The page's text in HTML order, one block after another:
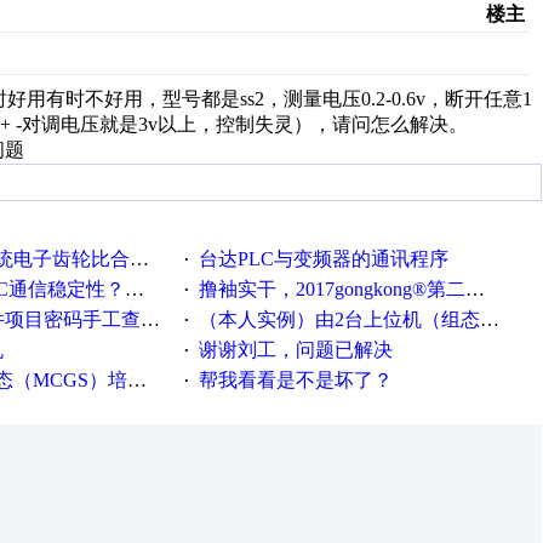
楼主
有时不好用，型号都是ss2，测量电压0.2-0.6v，断开任意1
对调电压就是3v以上，控制失灵），请问怎么解决。
轮比合理计算的方法 ·
台达PLC与变频器的通讯程序
稳定性？？？
· 撸袖实干，2017gongkong®第二届智造工程师节正式起航！
密码手工查看方法
·
（本人实例）由2台上位机（组态王）控制一套S7-300，一台计算机作为服务器，一台计算机作为客户机
· 谢谢刘工，问题已解决
）培训教程
· 帮我看看是不是坏了？